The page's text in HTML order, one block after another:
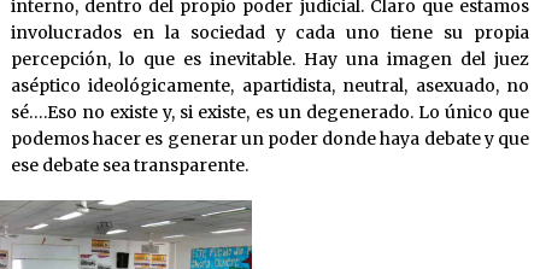
interno, dentro del propio poder judicial. Claro que estamos
involucrados en la sociedad y cada uno tiene su propia
percepción, lo que es inevitable. Hay una imagen del juez
aséptico ideológicamente, apartidista, neutral, asexuado, no
sé….Eso no existe y, si existe, es un degenerado. Lo único que
podemos hacer es generar un poder donde haya debate y que
ese debate sea transparente.